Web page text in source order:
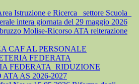
Istruzione e Ricerca_ settore Scuola_
intera giornata del 29 maggio 2026
Molise-Ricorso ATA reiterazione
CAF AL PERSONALE
FEDERATA
FEDERATA_RIDUZIONE
AS 2026-2027